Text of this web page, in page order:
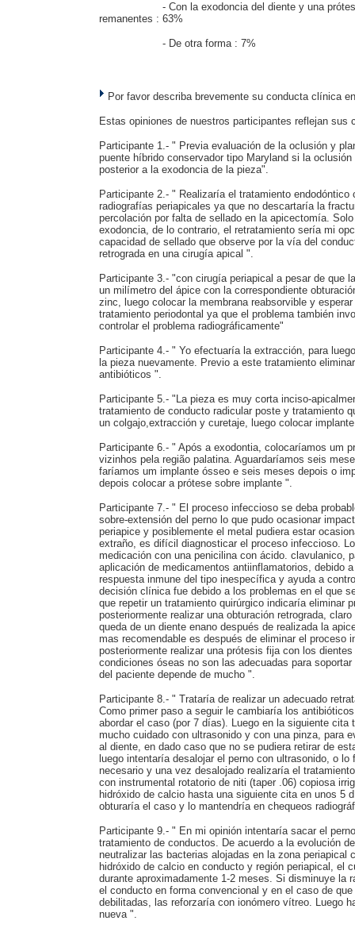
- Con la exodoncia del diente y una
remanentes : 63%
- De otra forma : 7%
Por favor describa brevemente su conducta clínica
Estas opiniones de nuestros participantes reflejan sus
Participante 1.- " Previa evaluación de la oclusión y
puente híbrido conservador tipo Maryland si la
posterior a la exodoncia de la pieza".
Participante 2.- " Realizaría el tratamiento endodóntico
radiografías periapicales ya que no descartaría la
percolación por falta de sellado en la apicectomía.
exodoncia, de lo contrario, el retratamiento sería mi
capacidad de sellado que observe por la vía del
retrograda en una cirugía apical ".
Participante 3.- "con cirugía periapical a pesar de que
un milímetro del ápice con la correspondiente
zinc, luego colocar la membrana reabsorvible y
tratamiento periodontal ya que el problema también
controlar el problema radiográficamente"
Participante 4.- " Yo efectuaría la extracción, para
la pieza nuevamente. Previo a este tratamiento
antibióticos ".
Participante 5.- "La pieza es muy corta inciso-
tratamiento de conducto radicular poste y tratamiento
un colgajo,extracción y curetaje, luego colocar
Participante 6.- " Após a exodontia, colocaríamos um
vizinhos pela região palatina. Aguardaríamos seis
faríamos um implante ósseo e seis meses depois o
depois colocar a prótese sobre implante ".
Participante 7.- " El proceso infeccioso se deba
sobre-extensión del perno lo que pudo ocasionar
periapice y posiblemente el metal pudiera estar
extraño, es difícil diagnosticar el proceso infeccioso.
medicación con una penicilina con ácido. clavulanico,
aplicación de medicamentos antiinflamatorios, debido
respuesta inmune del tipo inespecífica y ayuda a
decisión clínica fue debido a los problemas en el que
que repetir un tratamiento quirúrgico indicaría eliminar
posteriormente realizar una obturación retrograda,
queda de un diente enano después de realizada la
mas recomendable es después de eliminar el proceso
posteriormente realizar una prótesis fija con los
condiciones óseas no son las adecuadas para
del paciente depende de mucho ".
Participante 8.- " Trataría de realizar un adecuado
Como primer paso a seguir le cambiaría los
abordar el caso (por 7 días). Luego en la siguiente cita
mucho cuidado con ultrasonido y con una pinza, para
al diente, en dado caso que no se pudiera retirar de
luego intentaría desalojar el perno con ultrasonido, o
necesario y una vez desalojado realizaría el
con instrumental rotatorio de niti (taper .06) copiosa
hidróxido de calcio hasta una siguiente cita en unos 5
obturaría el caso y lo mantendría en chequeos
Participante 9.- " En mi opinión intentaría sacar el
tratamiento de conductos. De acuerdo a la evolución
neutralizar las bacterias alojadas en la zona periapical
hidróxido de calcio en conducto y región periapical, el
durante aproximadamente 1-2 meses. Si disminuye la
el conducto en forma convencional y en el caso de
debilitadas, las reforzaría con ionómero vítreo. Luego
nueva ".